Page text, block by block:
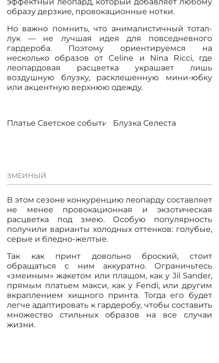
образу дерзкие, провокационные нотки.
Но важно помнить, что анималистичный тотал-
лук — не лучшая идея для повседневного
гардероба. Поэтому ориентируемся на
несколько образов от Celine и Nina Ricci, где
леопардовая расцветка украшает лишь
воздушную блузку, расклешенную мини-юбку
или акцентную верхнюю одежду.
Платье Светское событие, хитБлузка Селеста
ЗМЕИНЫЙ
В этом сезоне конкуренцию леопарду составляет
не менее провокационная и экзотическая
расцветка под змею. Особую популярность
получили варианты холодных оттенков: голубые,
серые и бледно-желтые.
Так как принт довольно броский, стоит
обращаться с ним аккуратно. Ограничьтесь
«змеиным» жакетом или плащом, как у Jil Sander,
прямым платьем макси, как у Fendi, или другим
вкраплением хищного принта. Тогда его будет
легче адаптировать к гардеробу, чтобы составить
множество стильных образов на все случаи
жизни.